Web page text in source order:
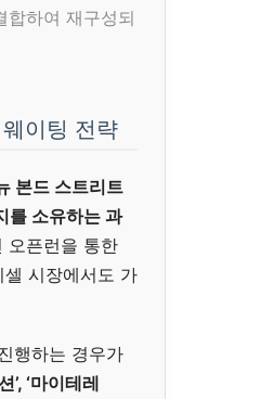
하여 재구성되
이팅 전략
본드 스트리트
를 소유하는 과
오픈런을 통한
셀 시장에서도 가
행하는 경우가
‘마이테레